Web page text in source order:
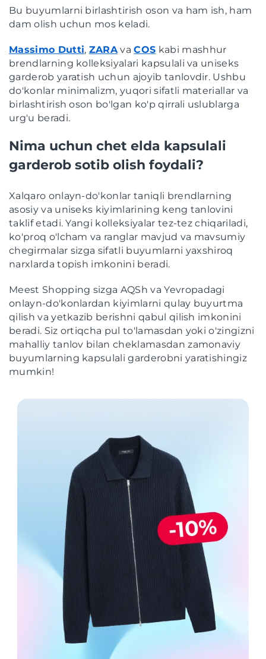
Bu buyumlarni birlashtirish oson va ham ish, ham
dam olish uchun mos keladi.
Massimo Dutti, ZARAvaCOS kabi mashhur
brendlarning kolleksiyalari kapsulali va uniseks
garderob yaratish uchun ajoyib tanlovdir. Ushbu
do'konlar minimalizm, yuqori sifatli materiallar va
birlashtirish oson bo'lgan ko'p qirrali uslublarga
urg'u beradi.
Nima uchun chet elda kapsulali
garderob sotib olish foydali?
Xalqaro onlayn-do'konlar taniqli brendlarning
asosiy va uniseks kiyimlarining keng tanlovini
taklif etadi. Yangi kolleksiyalar tez-tez chiqariladi,
ko'proq o'lcham va ranglar mavjud va mavsumiy
chegirmalar sizga sifatli buyumlarni yaxshiroq
narxlarda topish imkonini beradi.
Meest Shopping sizga AQSh va Yevropadagi
onlayn-do'konlardan kiyimlarni qulay buyurtma
qilish va yetkazib berishni qabul qilish imkonini
beradi. Siz ortiqcha pul to'lamasdan yoki o'zingizni
mahalliy tanlov bilan cheklamasdan zamonaviy
buyumlarning kapsulali garderobni yaratishingiz
mumkin!